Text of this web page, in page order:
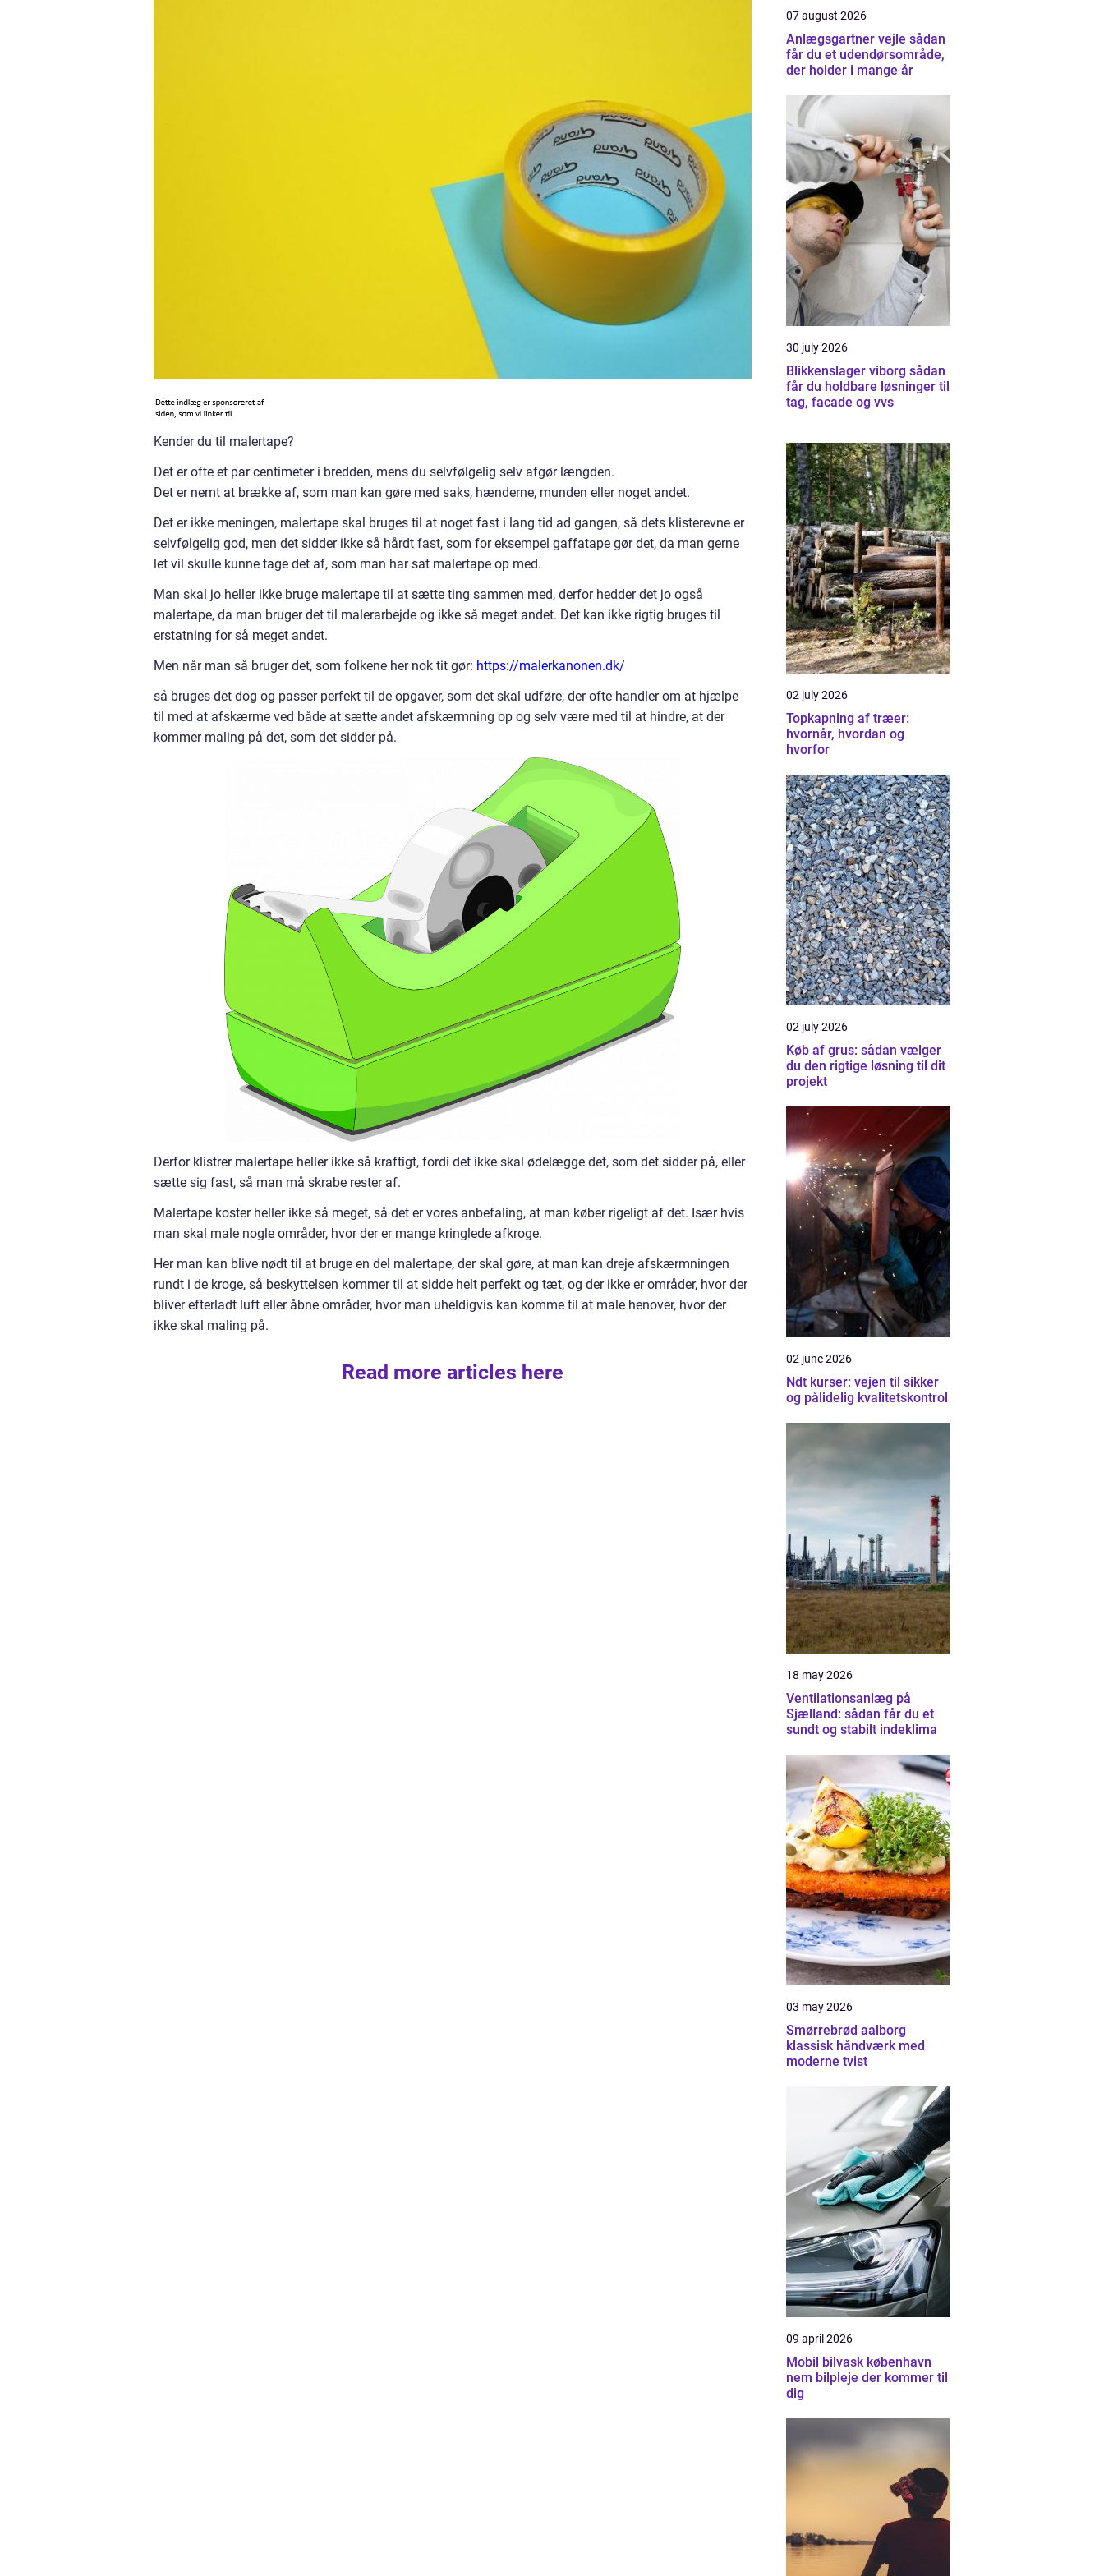
Kender du til malertape?
Det er ofte et par centimeter i bredden, mens du selvfølgelig selv afgør længden.
Det er nemt at brække af, som man kan gøre med saks, hænderne, munden eller noget andet.
Det er ikke meningen, malertape skal bruges til at noget fast i lang tid ad gangen, så dets klisterevne er
selvfølgelig god, men det sidder ikke så hårdt fast, som for eksempel gaffatape gør det, da man gerne
let vil skulle kunne tage det af, som man har sat malertape op med.
Man skal jo heller ikke bruge malertape til at sætte ting sammen med, derfor hedder det jo også
malertape, da man bruger det til malerarbejde og ikke så meget andet. Det kan ikke rigtig bruges til
erstatning for så meget andet.
Men når man så bruger det, som folkene her nok tit gør: https://malerkanonen.dk/
så bruges det dog og passer perfekt til de opgaver, som det skal udføre, der ofte handler om at hjælpe
til med at afskærme ved både at sætte andet afskærmning op og selv være med til at hindre, at der
kommer maling på det, som det sidder på.
Derfor klistrer malertape heller ikke så kraftigt, fordi det ikke skal ødelægge det, som det sidder på, eller
sætte sig fast, så man må skrabe rester af.
Malertape koster heller ikke så meget, så det er vores anbefaling, at man køber rigeligt af det. Især hvis
man skal male nogle områder, hvor der er mange kringlede afkroge.
Her man kan blive nødt til at bruge en del malertape, der skal gøre, at man kan dreje afskærmningen
rundt i de kroge, så beskyttelsen kommer til at sidde helt perfekt og tæt, og der ikke er områder, hvor der
bliver efterladt luft eller åbne områder, hvor man uheldigvis kan komme til at male henover, hvor der
ikke skal maling på.
Read more articles here
07 august 2026
Anlægsgartner vejle sådan
får du et udendørsområde,
der holder i mange år
30 july 2026
Blikkenslager viborg sådan
får du holdbare løsninger til
tag, facade og vvs
02 july 2026
Topkapning af træer:
hvornår, hvordan og
hvorfor
02 july 2026
Køb af grus: sådan vælger
du den rigtige løsning til dit
projekt
02 june 2026
Ndt kurser: vejen til sikker
og pålidelig kvalitetskontrol
18 may 2026
Ventilationsanlæg på
Sjælland: sådan får du et
sundt og stabilt indeklima
03 may 2026
Smørrebrød aalborg
klassisk håndværk med
moderne tvist
09 april 2026
Mobil bilvask københavn
nem bilpleje der kommer til
dig